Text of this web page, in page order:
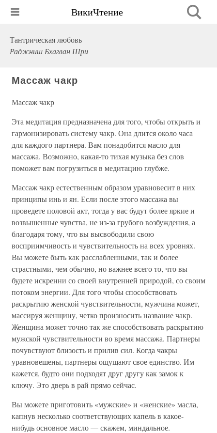
ВикиЧтение
Тантрическая любовь
Раджниш Бхагван Шри
Массаж чакр
Массаж чакр
Эта медитация предназначена для того, чтобы открыть и
гармонизировать систему чакр. Она длится около часа
для каждого партнера. Вам понадобится масло для
массажа. Возможно, какая-то тихая музыка без слов
поможет вам погрузиться в медитацию глубже.
Массаж чакр естественным образом уравновесит в них
принципы инь и ян. Если после этого массажа вы
проведете половой акт, тогда у вас будут более яркие и
возвышенные чувства, не из-за грубого возбуждения, а
благодаря тому, что вы высвободили свою
восприимчивость и чувствительность на всех уровнях.
Вы можете быть как расслабленными, так и более
страстными, чем обычно, но важнее всего то, что вы
будете искренни со своей внутренней природой, со своим
потоком энергии. Для того чтобы способствовать
раскрытию женской чувствительности, мужчина может,
массируя женщину, четко произносить название чакр.
Женщина может точно так же способствовать раскрытию
мужской чувствительности во время массажа. Партнеры
почувствуют близость и прилив сил. Когда чакры
уравновешены, партнеры ощущают свое единство. Им
кажется, будто они подходят друг другу как замок к
ключу. Это дверь в рай прямо сейчас.
Вы можете приготовить «мужские» и «женские» масла,
капнув несколько соответствующих капель в какое-
нибудь основное масло — скажем, миндальное.